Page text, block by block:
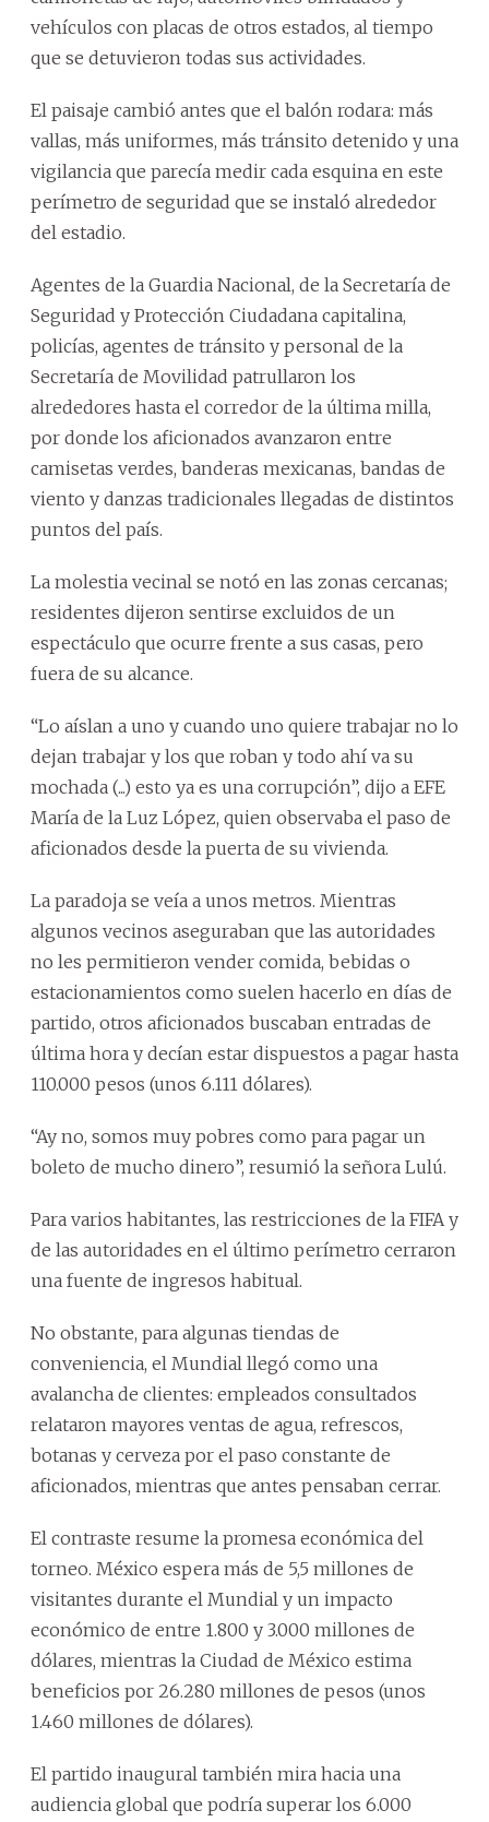
vehículos con placas de otros estados, al tiempo
que se detuvieron todas sus actividades.
El paisaje cambió antes que el balón rodara: más
vallas, más uniformes, más tránsito detenido y una
vigilancia que parecía medir cada esquina en este
perímetro de seguridad que se instaló alrededor
del estadio.
Agentes de la Guardia Nacional, de la Secretaría de
Seguridad y Protección Ciudadana capitalina,
policías, agentes de tránsito y personal de la
Secretaría de Movilidad patrullaron los
alrededores hasta el corredor de la última milla,
por donde los aficionados avanzaron entre
camisetas verdes, banderas mexicanas, bandas de
viento y danzas tradicionales llegadas de distintos
puntos del país.
La molestia vecinal se notó en las zonas cercanas;
residentes dijeron sentirse excluidos de un
espectáculo que ocurre frente a sus casas, pero
fuera de su alcance.
“Lo aíslan a uno y cuando uno quiere trabajar no lo
dejan trabajar y los que roban y todo ahí va su
mochada (...) esto ya es una corrupción”, dijo a EFE
María de la Luz López, quien observaba el paso de
aficionados desde la puerta de su vivienda.
La paradoja se veía a unos metros. Mientras
algunos vecinos aseguraban que las autoridades
no les permitieron vender comida, bebidas o
estacionamientos como suelen hacerlo en días de
partido, otros aficionados buscaban entradas de
última hora y decían estar dispuestos a pagar hasta
110.000 pesos (unos 6.111 dólares).
“Ay no, somos muy pobres como para pagar un
boleto de mucho dinero”, resumió la señora Lulú.
Para varios habitantes, las restricciones de la FIFA y
de las autoridades en el último perímetro cerraron
una fuente de ingresos habitual.
No obstante, para algunas tiendas de
conveniencia, el Mundial llegó como una
avalancha de clientes: empleados consultados
relataron mayores ventas de agua, refrescos,
botanas y cerveza por el paso constante de
aficionados, mientras que antes pensaban cerrar.
El contraste resume la promesa económica del
torneo. México espera más de 5,5 millones de
visitantes durante el Mundial y un impacto
económico de entre 1.800 y 3.000 millones de
dólares, mientras la Ciudad de México estima
beneficios por 26.280 millones de pesos (unos
1.460 millones de dólares).
El partido inaugural también mira hacia una
audiencia global que podría superar los 6.000